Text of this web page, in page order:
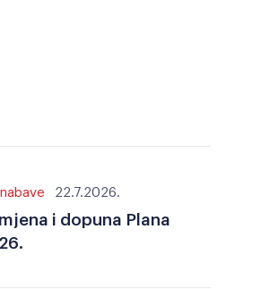
22.7.2026.
i dopuna Plana